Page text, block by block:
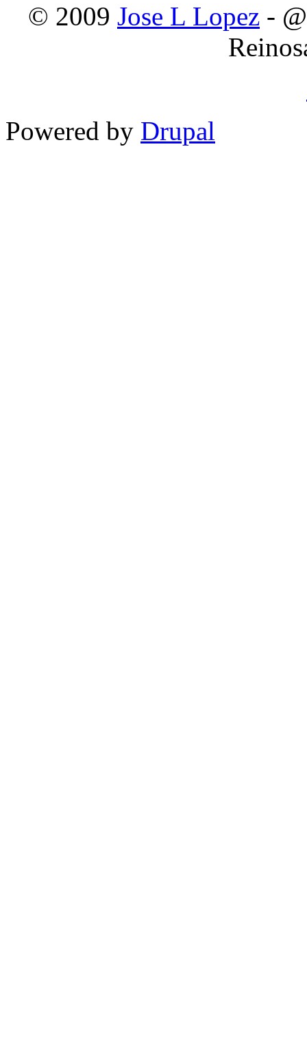
© 2009 Jose L Lopez -
Powered by Drupal